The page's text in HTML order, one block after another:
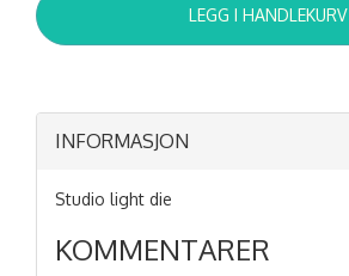
LEGG I HANDLEKURV
INFORMASJON
Studio light die
KOMMENTARER